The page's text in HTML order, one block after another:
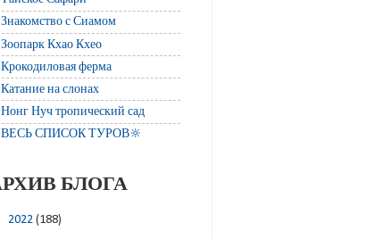
с Сиамом
Кхао Кхео
ферма
на слонах
Нуч тропический сад
СПИСОК ТУРОВ🔆
БЛОГА
2022 (188)